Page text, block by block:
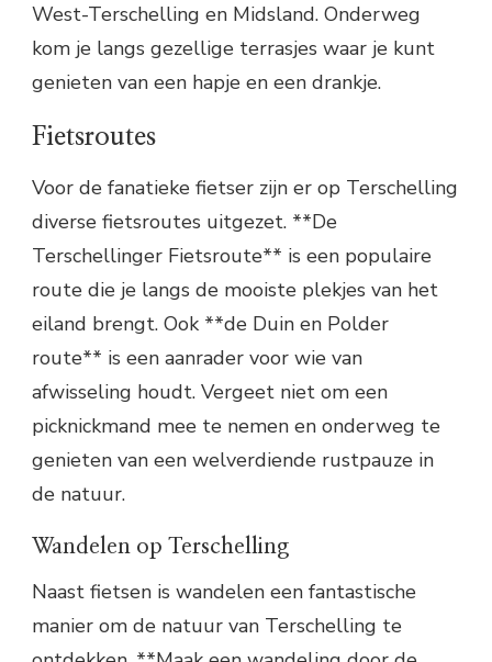
West-Terschelling en Midsland. Onderweg
kom je langs gezellige terrasjes waar je kunt
genieten van een hapje en een drankje.
Fietsroutes
Voor de fanatieke fietser zijn er op Terschelling
diverse fietsroutes uitgezet. **De
Terschellinger Fietsroute** is een populaire
route die je langs de mooiste plekjes van het
eiland brengt. Ook **de Duin en Polder
route** is een aanrader voor wie van
afwisseling houdt. Vergeet niet om een
picknickmand mee te nemen en onderweg te
genieten van een welverdiende rustpauze in
de natuur.
Wandelen op Terschelling
Naast fietsen is wandelen een fantastische
manier om de natuur van Terschelling te